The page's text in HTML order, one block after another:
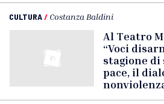
CULTURA/ Costanza Baldini
Al Teatro
“Voci
stagione
pace, il